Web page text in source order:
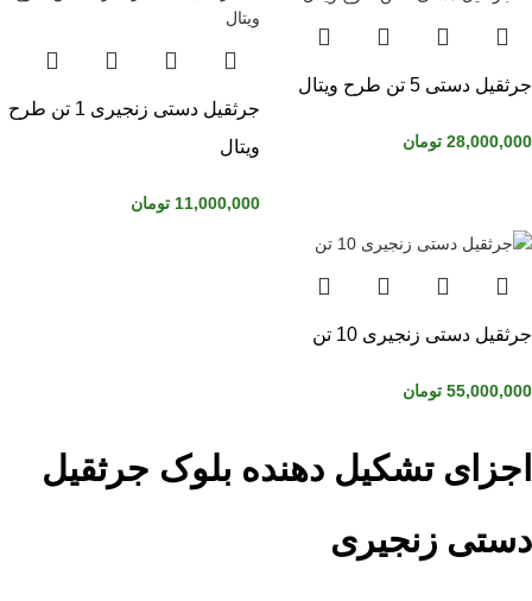
جرثقیل دستی 5 تن طرح ویتال
28,000,000 تومان
جرثقیل دستی زنجیری 1 تن طرح
ویتال
11,000,000 تومان
جرثقیل دستی زنجیری 10 تن
55,000,000 تومان
اجزای تشکیل دهنده بلوک جرثقیل
دستی زنجیری